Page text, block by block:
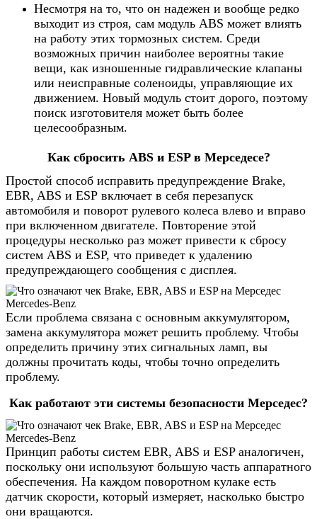
Несмотря на то, что он надежен и вообще редко
выходит из строя, сам модуль ABS может влиять
на работу этих тормозных систем. Среди
возможных причин наиболее вероятны такие
вещи, как изношенные гидравлические клапаны
или неисправные соленоиды, управляющие их
движением. Новый модуль стоит дорого, поэтому
поиск изготовителя может быть более
целесообразным.
Как сбросить ABS и ESP в Мерседесе?
Простой способ исправить предупреждение Brake,
EBR, ABS и ESP включает в себя перезапуск
автомобиля и поворот рулевого колеса влево и вправо
при включенном двигателе. Повторение этой
процедуры несколько раз может привести к сбросу
систем ABS и ESP, что приведет к удалению
предупреждающего сообщения с дисплея.
Если проблема связана с основным аккумулятором,
замена аккумулятора может решить проблему. Чтобы
определить причину этих сигнальных ламп, вы
должны прочитать коды, чтобы точно определить
проблему.
Как работают эти системы безопасности Мерседес?
Принцип работы систем EBR, ABS и ESP аналогичен,
поскольку они используют большую часть аппаратного
обеспечения. На каждом поворотном кулаке есть
датчик скорости, который измеряет, насколько быстро
они вращаются.